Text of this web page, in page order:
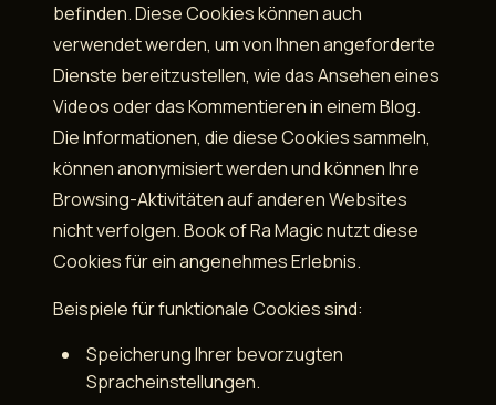
befinden. Diese Cookies können auch
verwendet werden, um von Ihnen angeforderte
Dienste bereitzustellen, wie das Ansehen eines
Videos oder das Kommentieren in einem Blog.
Die Informationen, die diese Cookies sammeln,
können anonymisiert werden und können Ihre
Browsing-Aktivitäten auf anderen Websites
nicht verfolgen. Book of Ra Magic nutzt diese
Cookies für ein angenehmes Erlebnis.
Beispiele für funktionale Cookies sind:
Speicherung Ihrer bevorzugten
Spracheinstellungen.